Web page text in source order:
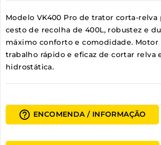
Modelo VK400 Pro de trator corta-relva
cesto de recolha de 400L, robustez e
máximo conforto e comodidade.
trabalho rápido e eficaz de cortar relva
hidrostática.
help_outline ENCOMENDA / INFORMAÇÃO